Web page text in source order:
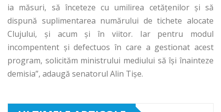
ia măsuri, să înceteze cu umilirea cetăţenilor şi să
dispună suplimentarea numărului de tichete alocate
Clujului, şi acum şi în viitor. Iar pentru modul
incompentent şi defectuos în care a gestionat acest
program, solicităm ministrului mediului să îşi înainteze
demisia”, adaugă senatorul Alin Tişe.